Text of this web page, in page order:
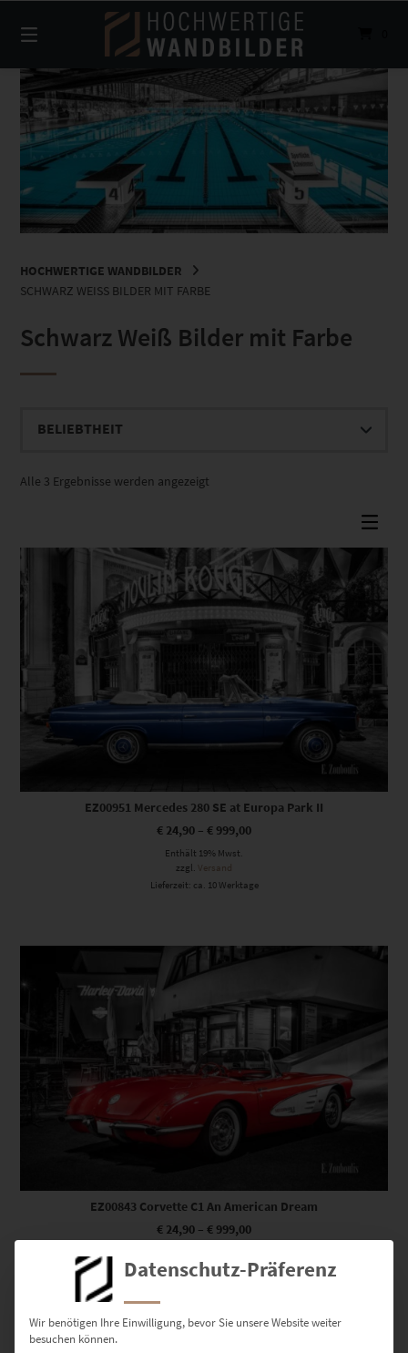
zum
Inhalt
HOCHWERTIGE WANDBILDER
SCHWARZ WEISS BILDER MIT FARBE
Schwarz Weiß Bilder mit Farbe
Alle 3 Ergebnisse werden angezeigt
Dieses Produkt weist mehrere Varianten auf. Die Optionen können auf der Produktseite gewählt werden
EZ00951 Mercedes 280 SE at Europa Park II
€ 24,90 – € 999,00
Enthält 19% Mwst.
zzgl. Versand
Lieferzeit: ca. 10 Werktage
Dieses Produkt weist mehrere Varianten auf. Die Optionen können auf der Produktseite gewählt werden
EZ00843 Corvette C1 An American Dream
€ 24,90 – € 999,00
zzgl.Versand
Datenschutz-Präferenz
Wir benötigen Ihre Einwilligung, bevor Sie unsere Website weiter
besuchen können.